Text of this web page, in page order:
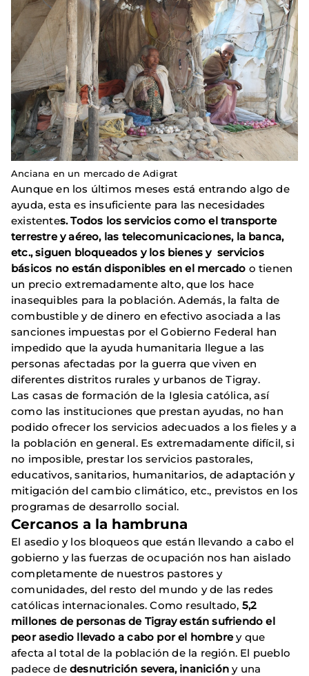
Anciana en un mercado de Adigrat
Aunque en los últimos meses está entrando algo de
ayuda, esta es insuficiente para las necesidades
existentes. Todos los servicios como el transporte
terrestre y aéreo, las telecomunicaciones, la banca,
etc., siguen bloqueados y los bienes y servicios
básicos no están disponibles en el mercado o tienen
un precio extremadamente alto, que los hace
inasequibles para la población. Además, la falta de
combustible y de dinero en efectivo asociada a las
sanciones impuestas por el Gobierno Federal han
impedido que la ayuda humanitaria llegue a las
personas afectadas por la guerra que viven en
diferentes distritos rurales y urbanos de Tigray.
Las casas de formación de la Iglesia católica, así
como las instituciones que prestan ayudas, no han
podido ofrecer los servicios adecuados a los fieles y a
la población en general. Es extremadamente difícil, si
no imposible, prestar los servicios pastorales,
educativos, sanitarios, humanitarios, de adaptación y
mitigación del cambio climático, etc., previstos en los
programas de desarrollo social.
Cercanos a la hambruna
El asedio y los bloqueos que están llevando a cabo el
gobierno y las fuerzas de ocupación nos han aislado
completamente de nuestros pastores y
comunidades, del resto del mundo y de las redes
católicas internacionales. Como resultado, 5,2
millones de personas de Tigray están sufriendo el
peor asedio llevado a cabo por el hombrey que
afecta al total de la población de la región. El pueblo
padece de desnutrición severa, inanicióny una